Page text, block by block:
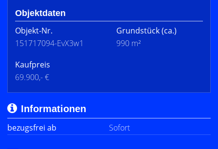
Objektdaten
Objekt-Nr.
151717094-EvX3w1
Grundstück(ca.)
990 m²
Kaufpreis
69.900,- €
Informationen
bezugsfrei ab
Sofort